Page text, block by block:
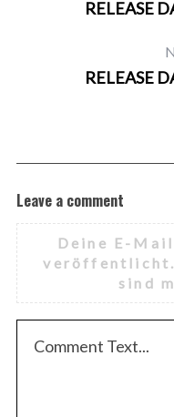
RELEASE
RELEASE
Leave a comment
Deine E-
veröffentlicht.
sind